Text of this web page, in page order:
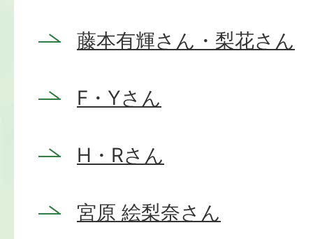
藤本有輝さん・梨花さん
F・Yさん
H・Rさん
宮原 絵梨奈さん